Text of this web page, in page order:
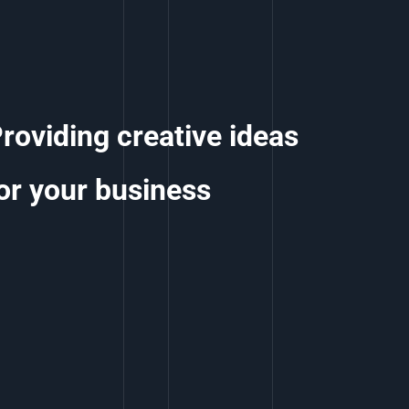
creative ideas
your business